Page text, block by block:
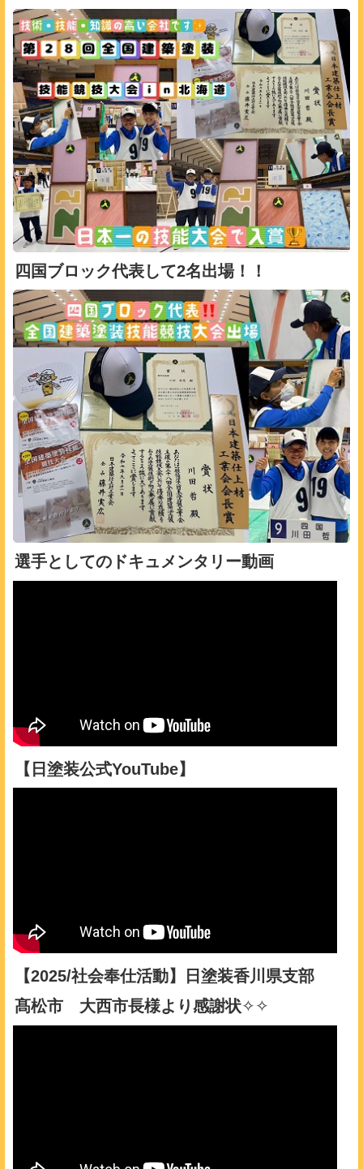
四国ブロック代表して2名出場！！
選手としてのドキュメンタリー動画
【日塗装公式YouTube】
【2025/社会奉仕活動】日塗装香川県支部
髙松市 大西市長様より感謝状✧✧